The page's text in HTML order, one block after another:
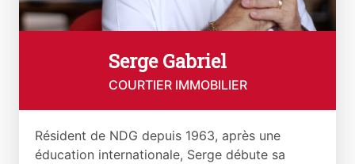
Serge Gabriel
COURTIER IMMOBILIER
Résident de NDG depuis 1963, après une
éducation internationale, Serge débute sa